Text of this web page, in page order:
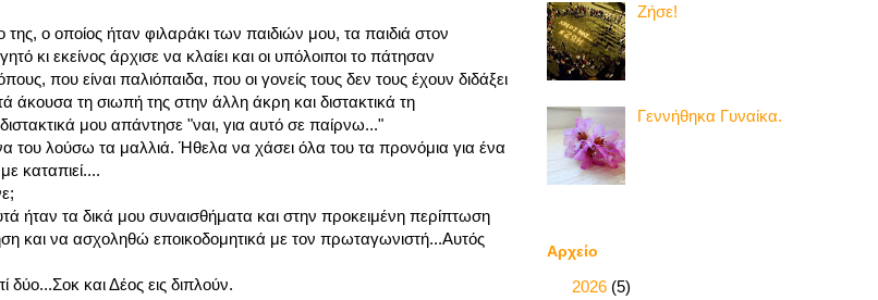
ο οποίος ήταν φιλαράκι των παιδιών μου, τα παιδιά στον
κι εκείνος άρχισε να κλαίει και οι υπόλοιποι το πάτησαν
που είναι παλιόπαιδα, που οι γονείς τους δεν τους έχουν διδάξει
άκουσα τη σιωπή της στην άλλη άκρη και διστακτικά τη
μου απάντησε "ναι, για αυτό σε παίρνω..."
λούσω τα μαλλιά. Ήθελα να χάσει όλα του τα προνόμια για ένα
καταπιεί....
ήταν τα δικά μου συναισθήματα και στην προκειμένη περίπτωση
να ασχοληθώ εποικοδομητικά με τον πρωταγωνιστή...Αυτός
και Δέος εις διπλούν.
Ζήσε!
Γεννήθηκα Γυναίκα.
Αρχείο
2026 (5)